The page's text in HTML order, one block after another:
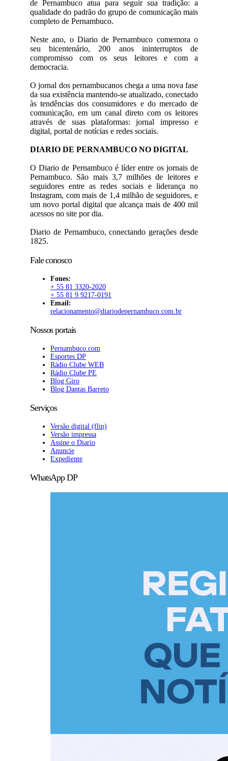
de Pernambuco atua para seguir sua tradição: a
qualidade do padrão do grupo de comunicação mais
completo de Pernambuco.
Neste ano, o Diario de Pernambuco comemora o
seu bicentenário, 200 anos ininterruptos de
compromisso com os seus leitores e com a
democracia.
O jornal dos pernambucanos chega a uma nova fase
da sua existência mantendo-se atualizado, conectado
às tendências dos consumidores e do mercado de
comunicação, em um canal direto com os leitores
através de suas plataformas: jornal impresso e
digital, portal de notícias e redes sociais.
DIARIO DE PERNAMBUCO NO DIGITAL
O Diario de Pernambuco é líder entre os jornais de
Pernambuco. São mais 3,7 milhões de leitores e
seguidores entre as redes sociais e liderança no
Instagram, com mais de 1,4 milhão de seguidores, e
um novo portal digital que alcança mais de 400 mil
acessos no site por dia.
Diario de Pernambuco, conectando gerações desde
1825.
Fale conosco
Fones:
+ 55 81 3320-2020
+ 55 81 9 9217-0191
Email:
relacionamento@diariodepernambuco.com.br
Nossos portais
Pernambuco.com
Esportes DP
Rádio Clube WEB
Rádio Clube PE
Blog Giro
Blog Dantas Barreto
Serviços
Versão digital (flip)
Versão impressa
Assine o Diario
Anuncie
Expediente
WhatsApp DP